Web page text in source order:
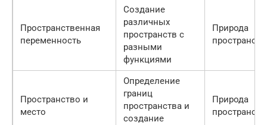
Пространственная
переменность
Создание
различных
пространств с
разными
функциями
Природа
Пространство и
место
Определение
границ
пространства и
создание
Природа